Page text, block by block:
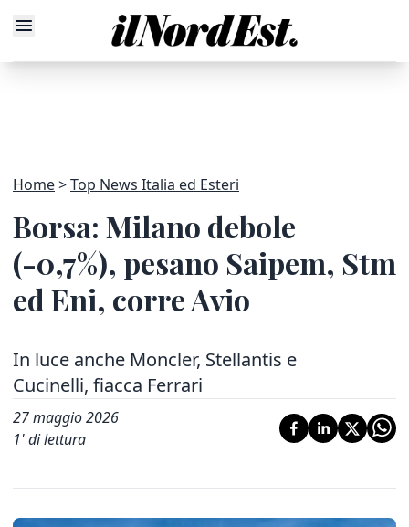
Home Top News Italia ed Esteri
Borsa: Milano debole
(-0,7%), pesano Saipem, Stm
ed Eni, corre Avio
In luce anche Moncler, Stellantis e
Cucinelli, fiacca Ferrari
27 maggio 2026
1' di lettura